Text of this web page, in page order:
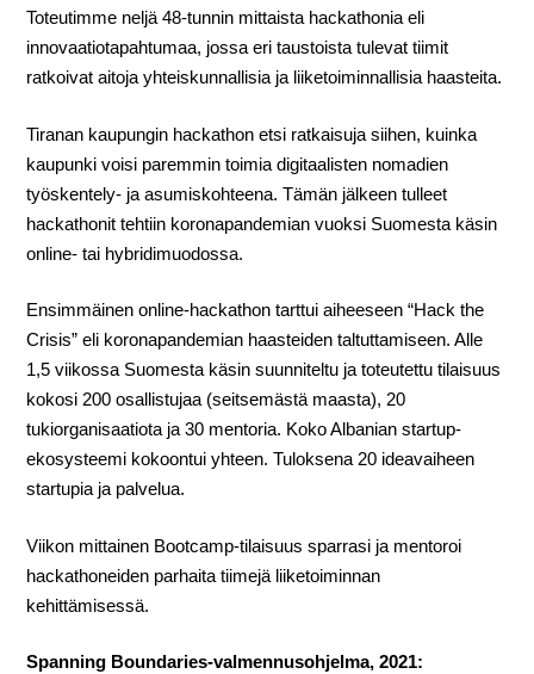
Toteutimme neljä 48-tunnin mittaista hackathonia eli
innovaatiotapahtumaa, jossa eri taustoista tulevat tiimit
ratkoivat aitoja yhteiskunnallisia ja liiketoiminnallisia haasteita.
Tiranan kaupungin hackathon etsi ratkaisuja siihen, kuinka
kaupunki voisi paremmin toimia digitaalisten nomadien
työskentely- ja asumiskohteena. Tämän jälkeen tulleet
hackathonit tehtiin koronapandemian vuoksi Suomesta käsin
online- tai hybridimuodossa.
Ensimmäinen online-hackathon tarttui aiheeseen “Hack the
Crisis” eli koronapandemian haasteiden taltuttamiseen. Alle
1,5 viikossa Suomesta käsin suunniteltu ja toteutettu tilaisuus
kokosi 200 osallistujaa (seitsemästä maasta), 20
tukiorganisaatiota ja 30 mentoria. Koko Albanian startup-
ekosysteemi kokoontui yhteen. Tuloksena 20 ideavaiheen
startupia ja palvelua.
Viikon mittainen Bootcamp-tilaisuus sparrasi ja mentoroi
hackathoneiden parhaita tiimejä liiketoiminnan
kehittämisessä.
Spanning Boundaries-valmennusohjelma, 2021: